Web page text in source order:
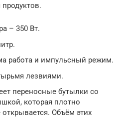
– 350 Вт.
работа и импульсный режим.
лезвиями.
переносные бутылки со
которая плотно
Объём этих